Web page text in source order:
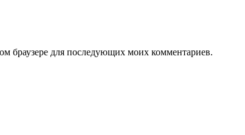
браузере для последующих моих комментариев.